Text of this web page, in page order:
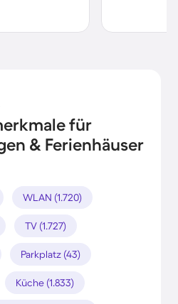
für
& Ferienhäuser
WLAN (1.720)
TV (1.727)
Parkplatz (43)
Küche (1.833)